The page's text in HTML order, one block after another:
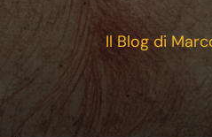
Contatti
Carrello
Il Blog di